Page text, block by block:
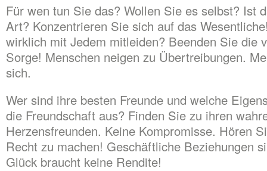
Für wen tun Sie das? Wollen Sie es selbst? Ist
Art? Konzentrieren Sie sich auf das
wirklich mit Jedem mitleiden? Beenden Sie die
Sorge! Menschen neigen zu Übertreibungen.
sich.
Wer sind ihre besten Freunde und welche
die Freundschaft aus? Finden Sie zu ihren
Herzensfreunden. Keine Kompromisse. Hören
Recht zu machen! Geschäftliche Beziehungen
Glück braucht keine Rendite!